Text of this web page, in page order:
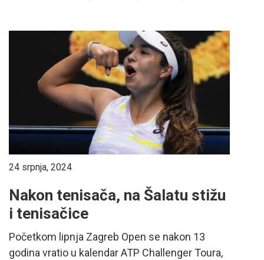
24 srpnja, 2024
Nakon tenisača, na Šalatu stižu
i tenisačice
Početkom lipnja Zagreb Open se nakon 13
godina vratio u kalendar ATP Challenger Toura,